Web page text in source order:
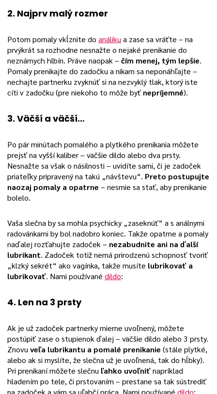
2. Najprv malý rozmer
Potom pomaly vkĺznite do análikua zase sa vráťte – na
prvýkrát sa rozhodne nesnažte o nejaké prenikanie do
neznámych hlbín. Práve naopak –čím menej, tým lepšie.
Pomaly prenikajte do zadočku a nikam sa neponáhľajte –
nechajte partnerku zvyknúť si na nezvyklý tlak, ktorý iste
cíti v zadočku (pre niekoho to môže byťnepríjemné).
3. Väčší a väčší…
Po pár minútach pomalého a plytkého prenikania môžete
prejsť na vyšší kaliber – väčšie dildo alebo dva prsty.
Nesnažte sa však o násilnosti – uvidíte sami, či je zadoček
priateľky pripravený na takú „návštevu“. Preto postupujte
naozaj pomaly a opatrne – nesmie sa stať, aby prenikanie
bolelo.
Vaša slečna by sa mohla psychicky „zaseknúť“ a s análnymi
radovánkami by bol nadobro koniec. Takže opatrne a pomaly
naďalej rozťahujte zadoček – nezabudnite ani na ďalší
lubrikant. Zadoček totiž nemá prirodzenú schopnosť tvoriť
„klzký sekrét“ ako vagínka, takže musíte lubrikovať a
lubrikovať. Nami používané dildo:
4. Len na 3 prsty
Ak je už zadoček partnerky mierne uvoľnený, môžete
postúpiť zase o stupienok ďalej – väčšie dildo alebo 3 prsty.
Znovuveľa lubrikantu a pomalé prenikanie (stále plytké,
alebo ak si myslíte, že slečna už je uvoľnená, tak do hĺbky).
Pri prenikaní môžete slečnuľahko uvoľniťnapríklad
hladením po tele, či prstovaním – prestane sa tak sústrediť
na zadoček a vám sa uľahčí práca. Nami používané dildo: